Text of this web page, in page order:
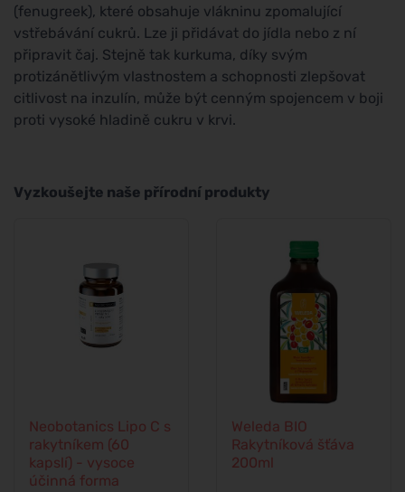
(fenugreek), které obsahuje vlákninu zpomalující
vstřebávání cukrů. Lze ji přidávat do jídla nebo z ní
připravit čaj. Stejně tak kurkuma, díky svým
protizánětlivým vlastnostem a schopnosti zlepšovat
citlivost na inzulín, může být cenným spojencem v boji
proti vysoké hladině cukru v krvi.
Vyzkoušejte naše přírodní produkty
Neobotanics Lipo C s
rakytníkem (60
kapslí) - vysoce
účinná forma
Weleda BIO
Rakytníková šťáva
200ml